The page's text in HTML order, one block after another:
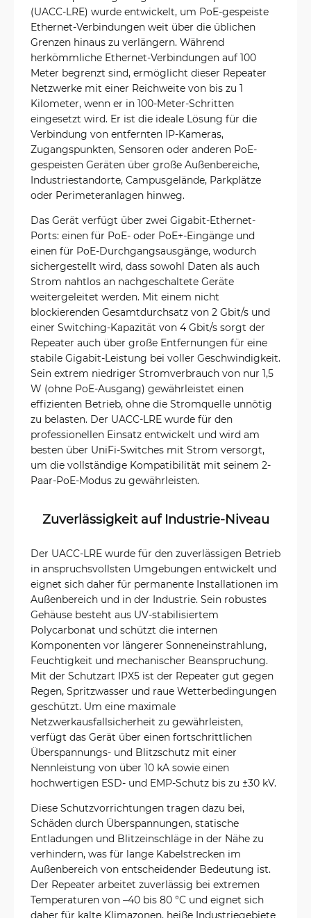
(UACC-LRE) wurde entwickelt, um PoE-gespeiste
Ethernet-Verbindungen weit über die üblichen
Grenzen hinaus zu verlängern. Während
herkömmliche Ethernet-Verbindungen auf 100
Meter begrenzt sind, ermöglicht dieser Repeater
Netzwerke mit einer Reichweite von bis zu 1
Kilometer, wenn er in 100-Meter-Schritten
eingesetzt wird. Er ist die ideale Lösung für die
Verbindung von entfernten IP-Kameras,
Zugangspunkten, Sensoren oder anderen PoE-
gespeisten Geräten über große Außenbereiche,
Industriestandorte, Campusgelände, Parkplätze
oder Perimeteranlagen hinweg.
Das Gerät verfügt über zwei Gigabit-Ethernet-
Ports: einen für PoE- oder PoE+-Eingänge und
einen für PoE-Durchgangsausgänge, wodurch
sichergestellt wird, dass sowohl Daten als auch
Strom nahtlos an nachgeschaltete Geräte
weitergeleitet werden. Mit einem nicht
blockierenden Gesamtdurchsatz von 2 Gbit/s und
einer Switching-Kapazität von 4 Gbit/s sorgt der
Repeater auch über große Entfernungen für eine
stabile Gigabit-Leistung bei voller Geschwindigkeit.
Sein extrem niedriger Stromverbrauch von nur 1,5
W (ohne PoE-Ausgang) gewährleistet einen
effizienten Betrieb, ohne die Stromquelle unnötig
zu belasten. Der UACC-LRE wurde für den
professionellen Einsatz entwickelt und wird am
besten über UniFi-Switches mit Strom versorgt,
um die vollständige Kompatibilität mit seinem 2-
Paar-PoE-Modus zu gewährleisten.
Zuverlässigkeit auf Industrie-Niveau
Der UACC-LRE wurde für den zuverlässigen Betrieb
in anspruchsvollsten Umgebungen entwickelt und
eignet sich daher für permanente Installationen im
Außenbereich und in der Industrie. Sein robustes
Gehäuse besteht aus UV-stabilisiertem
Polycarbonat und schützt die internen
Komponenten vor längerer Sonneneinstrahlung,
Feuchtigkeit und mechanischer Beanspruchung.
Mit der Schutzart IPX5 ist der Repeater gut gegen
Regen, Spritzwasser und raue Wetterbedingungen
geschützt. Um eine maximale
Netzwerkausfallsicherheit zu gewährleisten,
verfügt das Gerät über einen fortschrittlichen
Überspannungs- und Blitzschutz mit einer
Nennleistung von über 10 kA sowie einen
hochwertigen ESD- und EMP-Schutz bis zu ±30 kV.
Diese Schutzvorrichtungen tragen dazu bei,
Schäden durch Überspannungen, statische
Entladungen und Blitzeinschläge in der Nähe zu
verhindern, was für lange Kabelstrecken im
Außenbereich von entscheidender Bedeutung ist.
Der Repeater arbeitet zuverlässig bei extremen
Temperaturen von –40 bis 80 °C und eignet sich
daher für kalte Klimazonen, heiße Industriegebiete